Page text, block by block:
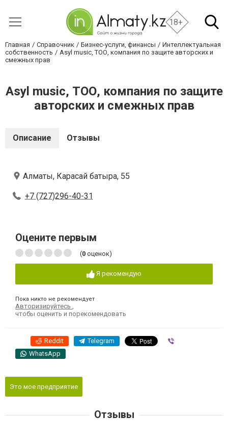
18+
Главная Справочник Бизнес-услуги, финансы
Интеллектуальная
собственность
Asyl music, ТОО, компания по защите авторских и
смежных прав
Asyl music, ТОО, компания по защите
авторских и смежных прав
Описание Отзывы
Алматы, Карасай батыра, 55
+7 (727)296-40-31
Оцените первым
(0 оценок)
Я рекомендую
Пока никто не рекомендует
Авторизируйтесь
чтобы оценить и порекомендовать
Reddit Telegram
WhatsApp
Это мое предприятие
Отзывы